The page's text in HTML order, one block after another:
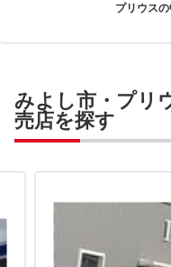
プリウス
みよし市・プリ
売店を探す